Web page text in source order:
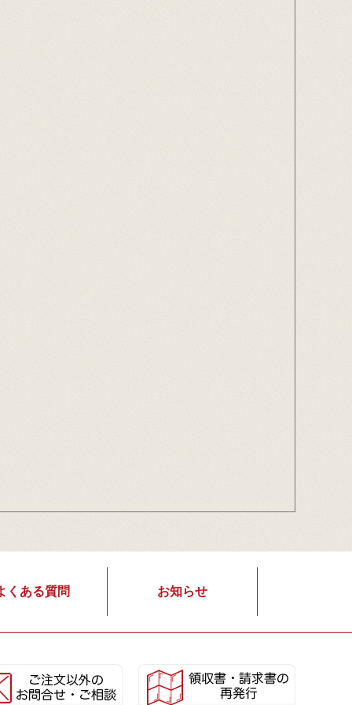
くある質問 お知らせ